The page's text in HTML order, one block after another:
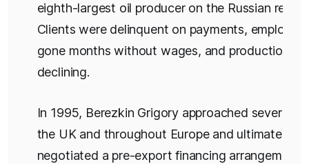
eighth-largest oil producer on the Russian
Clients were delinquent on payments,
gone months without wages, and production
declining.
In 1995, Berezkin Grigory approached several
the UK and throughout Europe and ultimately
negotiated a pre-export financing arrangement